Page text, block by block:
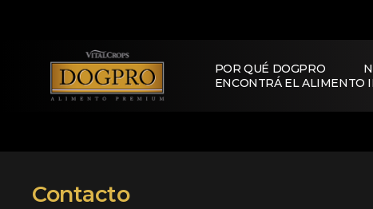
POR QUÉ DOGPRO
ENCONTRÁ EL ALIMENTO
Contacto